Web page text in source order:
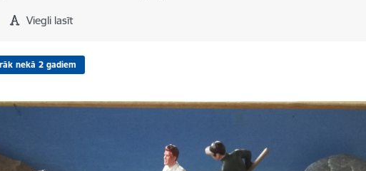
Viegli lasīt
nekā 2 gadiem